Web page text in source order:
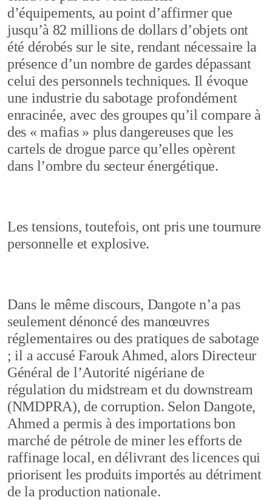
d’équipements, au point d’affirmer que
jusqu’à 82 millions de dollars d’objets ont
été dérobés sur le site, rendant nécessaire la
présence d’un nombre de gardes dépassant
celui des personnels techniques. Il évoque
une industrie du sabotage profondément
enracinée, avec des groupes qu’il compare à
des « mafias » plus dangereuses que les
cartels de drogue parce qu’elles opèrent
dans l’ombre du secteur énergétique.
Les tensions, toutefois, ont pris une tournure
personnelle et explosive.
Dans le même discours, Dangote n’a pas
seulement dénoncé des manœuvres
réglementaires ou des pratiques de sabotage
; il a accusé Farouk Ahmed, alors Directeur
Général de l’Autorité nigériane de
régulation du midstream et du downstream
(NMDPRA), de corruption. Selon Dangote,
Ahmed a permis à des importations bon
marché de pétrole de miner les efforts de
raffinage local, en délivrant des licences qui
priorisent les produits importés au détriment
de la production nationale.